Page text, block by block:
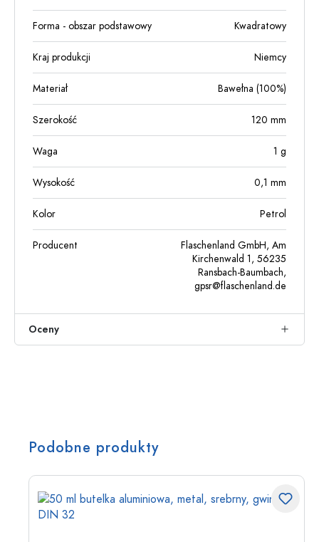
Forma - obszar podstawowy Kwadratowy
Kraj produkcji Niemcy
Materiał Bawełna (100%)
Szerokość 120 mm
Waga 1 g
Wysokość 0,1 mm
Kolor Petrol
Producent
Flaschenland GmbH, Am
Kirchenwald 1, 56235
Ransbach-Baumbach,
gpsr@flaschenland.de
Oceny
Podobne produkty